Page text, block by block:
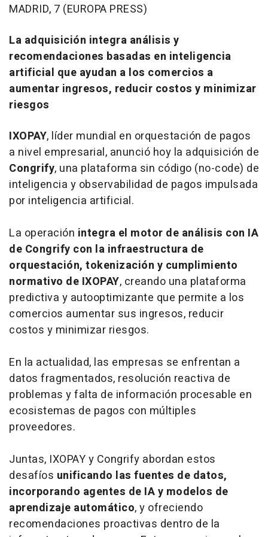
MADRID, 7 (EUROPA PRESS)
La adquisición integra análisis y
recomendaciones basadas en inteligencia
artificial que ayudan a los comercios a
aumentar ingresos, reducir costos y minimizar
riesgos
IXOPAY, líder mundial en orquestación de pagos
a nivel empresarial, anunció hoy la adquisición de
Congrify, una plataforma sin código (no-code) de
inteligencia y observabilidad de pagos impulsada
por inteligencia artificial.
La operación integra el motor de análisis con IA
de Congrify con la infraestructura de
orquestación, tokenización y cumplimiento
normativo de IXOPAY, creando una plataforma
predictiva y autooptimizante que permite a los
comercios aumentar sus ingresos, reducir
costos y minimizar riesgos.
En la actualidad, las empresas se enfrentan a
datos fragmentados, resolución reactiva de
problemas y falta de información procesable en
ecosistemas de pagos con múltiples
proveedores.
Juntas, IXOPAY y Congrify abordan estos
desafíos unificando las fuentes de datos,
incorporando agentes de IA y modelos de
aprendizaje automático, y ofreciendo
recomendaciones proactivas dentro de la